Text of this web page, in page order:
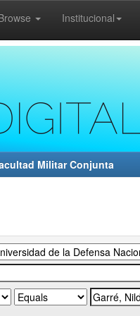
Institucional
Militar Conjunta